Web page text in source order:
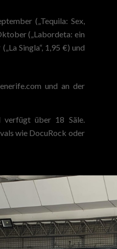
(„Tequila: Sex,
(„Labordeta: ein
Singla“, 1,95 €) und
und an der
verfügt über 18 Säle.
wie DocuRock oder